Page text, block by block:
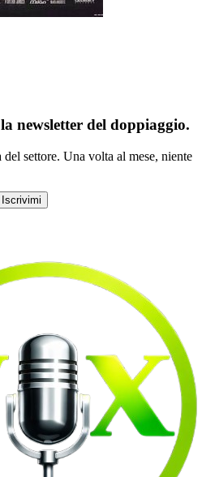
newsletter del doppiaggio.
settore. Una volta al mese, niente
Iscrivimi